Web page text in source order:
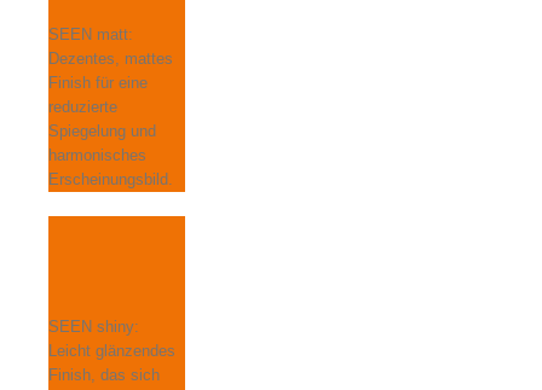
SEEN matt:
Dezentes, mattes
Finish für eine
reduzierte
Spiegelung und
harmonisches
Erscheinungsbild.
SEEN shiny:
Leicht glänzendes
Finish, das sich